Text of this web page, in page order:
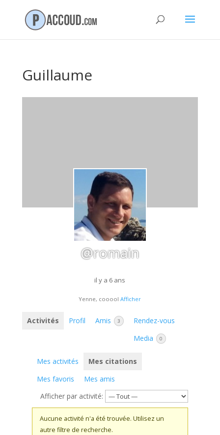
Guillaume
@romain
il y a 6 ans
Yenne, coooolAfficher
Activités Profil Amis 3
Rendez-vous
Media
0
Mes activités
Mes citations
Mes favoris
Mes amis
Afficher par activité:
Aucune activité n'a été trouvée. Utilisez un
autre filtre de recherche.